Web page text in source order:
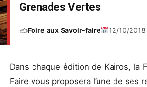
Grenades Vertes
✍️Foire aux Savoir-faire 12/10/2018
Dans chaque édition de Kairos, la
Faire vous proposera l’une de ses